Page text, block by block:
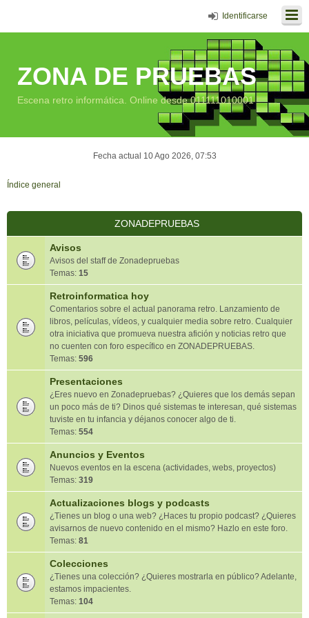
Identificarse
ZONA DE PRUEBAS
Escena retro informática. Online desde 011111010001
Fecha actual 10 Ago 2026, 07:53
Índice general
ZONADEPRUEBAS
Avisos
Avisos del staff de Zonadepruebas
Temas: 15
Retroinformatica hoy
Comentarios sobre el actual panorama retro. Lanzamiento de
libros, películas, vídeos, y cualquier media sobre retro. Cualquier
otra iniciativa que promueva nuestra afición y noticias retro que
no cuenten con foro específico en ZONADEPRUEBAS.
Temas: 596
Presentaciones
¿Eres nuevo en Zonadepruebas? ¿Quieres que los demás sepan
un poco más de ti? Dinos qué sistemas te interesan, qué sistemas
tuviste en tu infancia y déjanos conocer algo de ti.
Temas: 554
Anuncios y Eventos
Nuevos eventos en la escena (actividades, webs, proyectos)
Temas: 319
Actualizaciones blogs y podcasts
¿Tienes un blog o una web? ¿Haces tu propio podcast? ¿Quieres
avisarnos de nuevo contenido en el mismo? Hazlo en este foro.
Temas: 81
Colecciones
¿Tienes una colección? ¿Quieres mostrarla en público? Adelante,
estamos impacientes.
Temas: 104